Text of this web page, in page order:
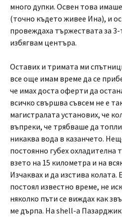
много дупки. Освен това
(точно където живее Ина), и
провеждаха тържествата за
избягвам центъра.
Оставих и тримата ми
все още имам време да се
че имах доста оферти да
всичко свършва съвсем не е
магистралата установих, че
въпреки, че трябваше да
никаква вода в казанчето.
постоянно губех охладителна
взето на 15 километра и на
Изчаквах и да изстива колата.
постоял известно време, не
няколко пъти се виждах как
ме дърпа. На shell-а